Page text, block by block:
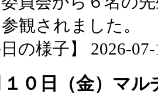
観されました。
日の様子】 2026-
１０日（金）マル